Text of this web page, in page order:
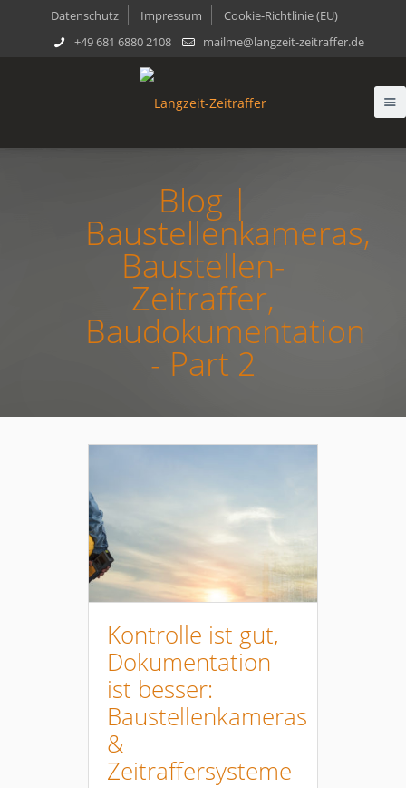
Datenschutz Impressum
Cookie-Richtlinie (EU)
+49 681 6880 2108
mailme@langzeit-zeitraffer.de
Blog |
Baustellenkameras,
Baustellen-
Zeitraffer,
Baudokumentation
- Part 2
Kontrolle ist gut,
Dokumentation
ist besser:
Baustellenkameras
&
Zeitraffersysteme